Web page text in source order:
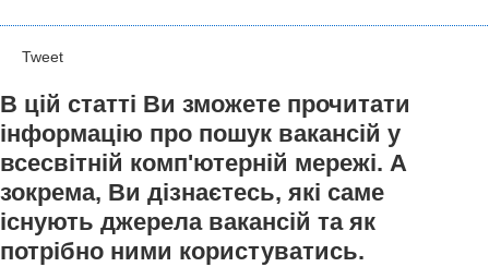
Tweet
В цій статті Ви зможете прочитати
інформацію про пошук вакансій у
всесвітній комп'ютерній мережі. А
зокрема, Ви дізнаєтесь, які саме
існують джерела вакансій та як
потрібно ними користуватись.